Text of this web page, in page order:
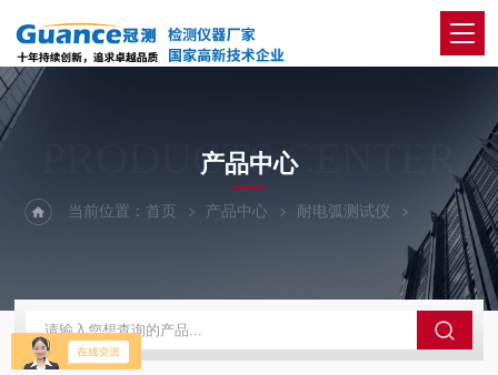
PRODUCTS CENTER
产品中心
当前位置：首页 产品中心 耐电弧测试仪 50KV-高